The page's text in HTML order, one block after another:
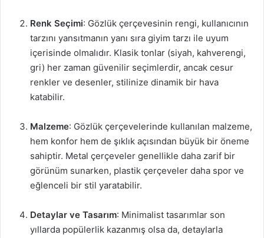
Renk Seçimi: Gözlük çerçevesinin rengi, kullanıcının
tarzını yansıtmanın yanı sıra giyim tarzı ile uyum
içerisinde olmalıdır. Klasik tonlar (siyah, kahverengi,
gri) her zaman güvenilir seçimlerdir, ancak cesur
renkler ve desenler, stilinize dinamik bir hava
katabilir.
Malzeme: Gözlük çerçevelerinde kullanılan malzeme,
hem konfor hem de şıklık açısından büyük bir öneme
sahiptir. Metal çerçeveler genellikle daha zarif bir
görünüm sunarken, plastik çerçeveler daha spor ve
eğlenceli bir stil yaratabilir.
Detaylar ve Tasarım: Minimalist tasarımlar son
yıllarda popülerlik kazanmış olsa da, detaylarla